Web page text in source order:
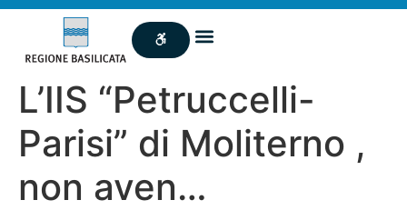
L’IIS “Petruccelli-
Parisi” di Moliterno ,
non aven…